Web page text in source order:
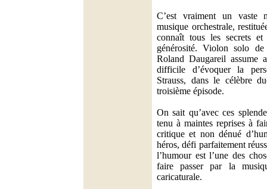
C’est vraiment un vaste
musique orchestrale,
connaît tous les secrets
générosité. Violon solo de
Roland Daugareil assume
difficile d’évoquer la
Strauss, dans le célèbre
troisième épisode.
On sait qu’avec ces
tenu à maintes reprises à
critique et non dénué
héros, défi parfaitement
l’humour est l’une des
faire passer par la
caricaturale.